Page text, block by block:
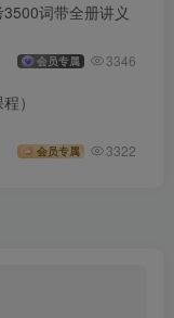
词带全册讲义
会员专属 3346
）
会员专属 3322